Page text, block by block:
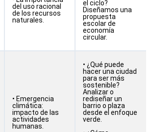
del uso racional
de los recursos
naturales.
el ciclo?
Diseñamos una
propuesta
escolar de
economía
circular.
• Emergencia
climática:
impacto de las
actividades
humanas.
• ¿Qué puede
hacer una ciudad
para ser más
sostenible?
Analizar o
rediseñar un
barrio o plaza
desde el enfoque
verde.